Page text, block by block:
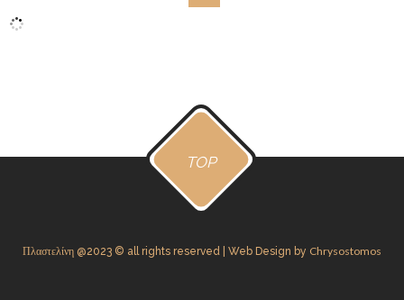
TOP
Πλαστελίνη @2023 © all rights reserved | Web Design by Chrysostomos